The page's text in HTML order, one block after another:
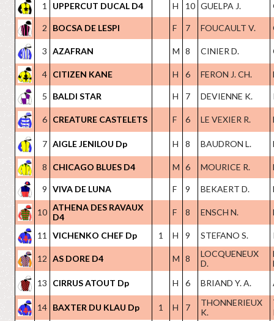
1
UPPERCUT DUCAL D4 H 10 GUELPA J.
2 BOCSA DE LESPI F 7 FOUCAULT V.
3 AZAFRAN M 8 CINIER D.
4 CITIZEN KANE H 6 FERON J. CH.
5 BALDI STAR H 7 DEVIENNE K.
6 CREATURE CASTELETS F 6 LE VEXIER R.
7 AIGLE JENILOU Dp H 8 BAUDRON L.
8 CHICAGO BLUES D4 M 6 MOURICE R.
9 VIVA DE LUNA F 9 BEKAERT D.
10 ATHENA DES RAVAUX
D4
F 8 ENSCH N.
11 VICHENKO CHEF Dp 1 H 9 STEFANO S.
12 AS DORE D4 M 8
LOCQUENEUX
D.
13
CIRRUS ATOUT Dp H 6 BRIAND Y. A.
14 BAXTER DU KLAU Dp 1 H 7
THONNERIEUX
K.